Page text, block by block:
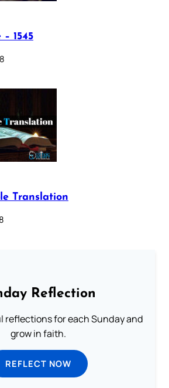
1545
Translation
Reflection
reflections for each Sunday and
grow in faith.
REFLECT NOW